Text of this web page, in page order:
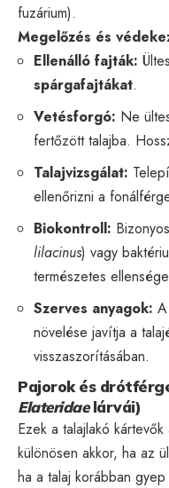
fuzárium).
Megelőzés és
Ellenálló fajták:
spárgafajtákat.
Vetésforgó: Ne
fertőzött talajba.
Talajvizsgálat:
ellenőrizni a
Biokontroll:
lilacinus) vagy
természetes
Szerves anyagok:
növelése javítja a
visszaszorításában.
Pajorok és
Elateridaelárvái)
Ezek a talajlakó
különösen akkor, ha az
ha a talaj korábban gyep